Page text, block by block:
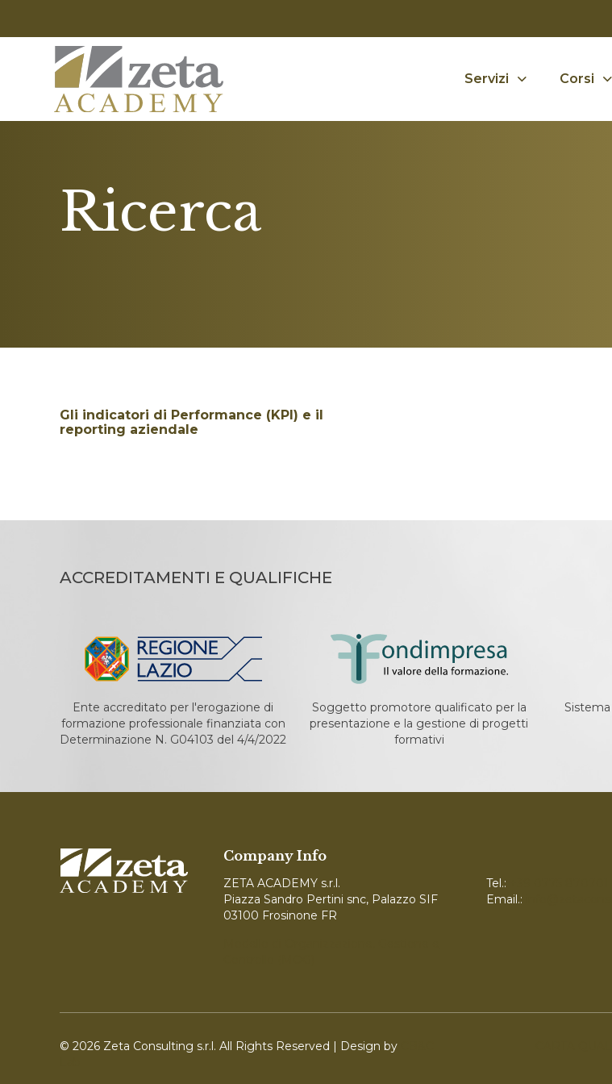
Servizi Corsi
Ricerca
Gli indicatori di Performance (KPI) e il
reporting aziendale
ACCREDITAMENTI E QUALIFICHE
Ente accreditato per l'erogazione di
formazione professionale finanziata con
Determinazione N. G04103 del 4/4/2022
Soggetto promotore qualificato per la
presentazione e la gestione di progetti
formativi
Company Info
ZETA ACADEMY s.r.l.
Piazza Sandro Pertini snc, Palazzo SIF
03100 Frosinone FR
Tel.:
Email.:
© 2026 Zeta Consulting s.r.l. All Rights Reserved | Design by